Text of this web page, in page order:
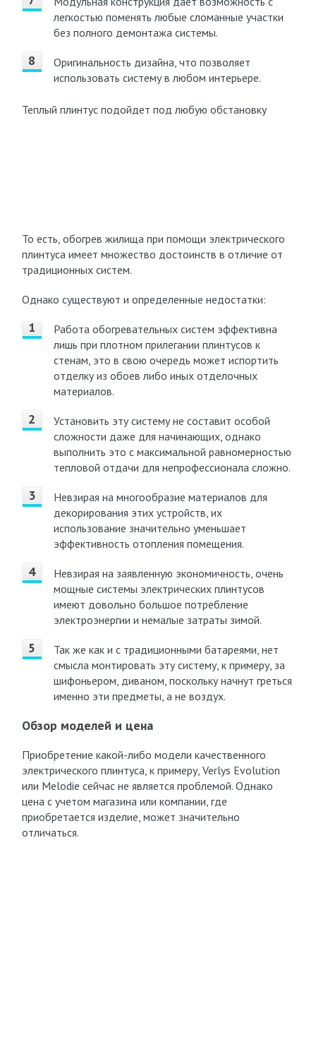
легкостью поменять любые сломанные участки
без полного демонтажа системы.
Оригинальность дизайна, что позволяет
использовать систему в любом интерьере.
Теплый плинтус подойдет под любую обстановку
То есть, обогрев жилища при помощи электрического
плинтуса имеет множество достоинств в отличие от
традиционных систем.
Однако существуют и определенные недостатки:
Работа обогревательных систем эффективна
лишь при плотном прилегании плинтусов к
стенам, это в свою очередь может испортить
отделку из обоев либо иных отделочных
материалов.
Установить эту систему не составит особой
сложности даже для начинающих, однако
выполнить это с максимальной равномерностью
тепловой отдачи для непрофессионала сложно.
Невзирая на многообразие материалов для
декорирования этих устройств, их
использование значительно уменьшает
эффективность отопления помещения.
Невзирая на заявленную экономичность, очень
мощные системы электрических плинтусов
имеют довольно большое потребление
электроэнергии и немалые затраты зимой.
Так же как и с традиционными батареями, нет
смысла монтировать эту систему, к примеру, за
шифоньером, диваном, поскольку начнут греться
именно эти предметы, а не воздух.
Обзор моделей и цена
Приобретение какой-либо модели качественного
электрического плинтуса, к примеру, Verlys Evolution
или Melodie сейчас не является проблемой. Однако
цена с учетом магазина или компании, где
приобретается изделие, может значительно
отличаться.